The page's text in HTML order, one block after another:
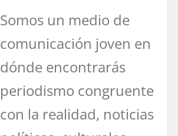
Somos un medio de
comunicación joven en
dónde encontrarás
periodismo congruente
con la realidad, noticias